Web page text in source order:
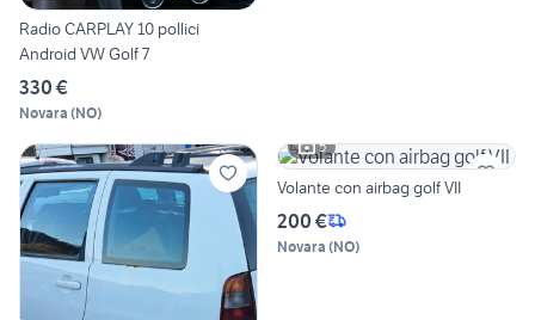
Radio CARPLAY 10 pollici
Android VW Golf 7
330 €
Novara (NO)
5
Volante con airbag golf VII
200 €
Novara (NO)